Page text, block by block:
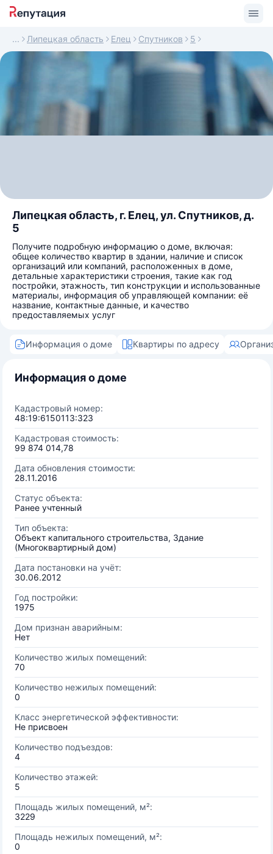
Липецкая область Елец Спутников 5
Липецкая область, г. Елец, ул. Спутников, д.
5
Получите подробную информацию о доме, включая:
общее количество квартир в здании, наличие и список
организаций или компаний, расположенных в доме,
детальные характеристики строения, такие как год
постройки, этажность, тип конструкции и использованные
материалы, информация об управляющей компании: её
название, контактные данные, и качество
предоставляемых услуг
Информация о доме Квартиры по адресу
Информация о доме
Кадастровый номер:
48:19:6150113:323
Кадастровая стоимость:
99 874 014,78
Дата обновления стоимости:
28.11.2016
Статус объекта:
Ранее учтенный
Тип объекта:
Объект капитального строительства, Здание
(Многоквартирный дом)
Дата постановки на учёт:
30.06.2012
Год постройки:
1975
Дом признан аварийным:
Нет
Количество жилых помещений:
70
Количество нежилых помещений:
0
Класс энергетической эффективности:
Не присвоен
Количество подъездов:
4
Количество этажей:
5
Площадь жилых помещений, м²:
3229
Площадь нежилых помещений, м²:
0